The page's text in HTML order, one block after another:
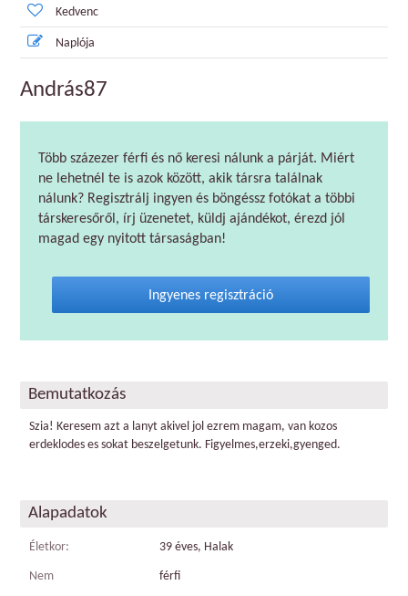
Kedvenc
Naplója
András87
Több százezer férfi és nő keresi nálunk a párját. Miért
ne lehetnél te is azok között, akik társra találnak
nálunk? Regisztrálj ingyen és böngéssz fotókat a többi
társkeresőről, írj üzenetet, küldj ajándékot, érezd jól
magad egy nyitott társaságban!
Ingyenes regisztráció
Bemutatkozás
Szia! Keresem azt a lanyt akivel jol ezrem magam, van kozos
erdeklodes es sokat beszelgetunk. Figyelmes,erzeki,gyenged.
Alapadatok
Életkor: 39 éves, Halak
Nem férfi